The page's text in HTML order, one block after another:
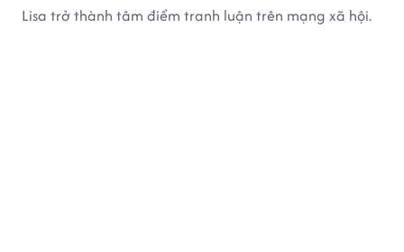
Lisa trở thành tâm điểm tranh luận trên mạng xã hội.